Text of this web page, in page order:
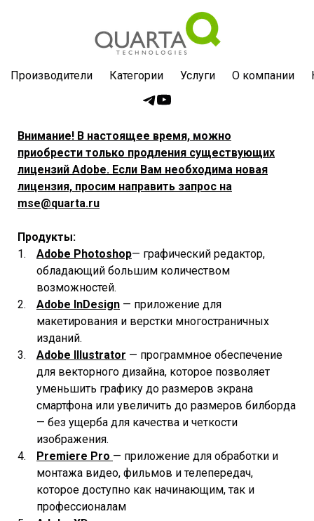
Производители Категории Услуги О компании
Внимание! В настоящее время, можно
приобрести только продления существующих
лицензий Adobe. Если Вам необходима новая
лицензия, просим направить запрос на
mse@quarta.ru
Продукты:
Adobe Photoshop— графический редактор,
обладающий большим количеством
возможностей.
Adobe InDesign — приложение для
макетирования и верстки многостраничных
изданий.
Adobe Illustrator — программное обеспечение
для векторного дизайна, которое позволяет
уменьшить графику до размеров экрана
смартфона или увеличить до размеров билборда
— без ущерба для качества и четкости
изображения.
Premiere Pro — приложение для обработки и
монтажа видео, фильмов и телепередач,
которое доступно как начинающим, так и
профессионалам